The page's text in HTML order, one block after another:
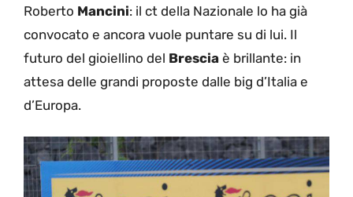
Roberto Mancini: il ct della Nazionale lo ha già
convocato e ancora vuole puntare su di lui. Il
futuro del gioiellino del Brescia è brillante: in
attesa delle grandi proposte dalle big d’Italia e
d’Europa.